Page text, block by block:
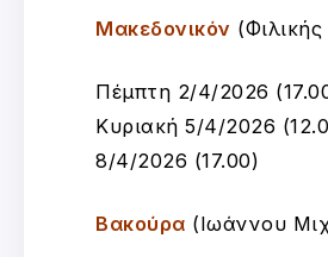
Μακεδονικόν (
Πέμπτη 2/4/2026
Κυριακή 5/4/2026
8/4/2026 (17.00)
Βακούρα (Ιωάννου